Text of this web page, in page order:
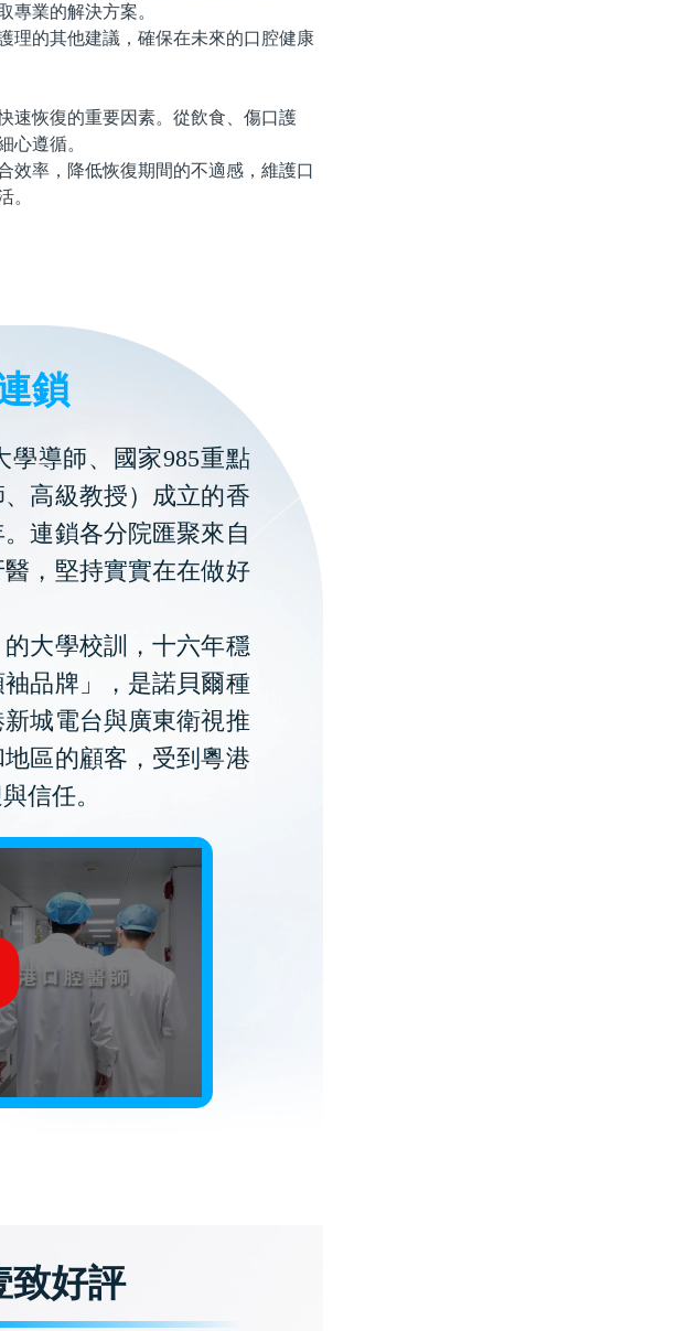
專業的解決方案。
的其他建議，確保在未來的口腔健康
恢復的重要因素。從飲食、傷口護
心遵循。
率，降低恢復期間的不適感，維護口
。
鎖
導師、國家985重點
高級教授）成立的香
連鎖各分院匯聚來自
，堅持實實在在做好
大學校訓，十六年穩
品牌」，是諾貝爾種
城電台與廣東衛視推
區的顧客，受到粵港
信任。
致好評